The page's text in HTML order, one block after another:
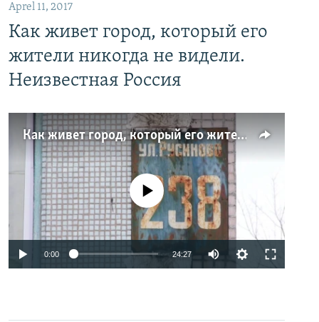
Aprel 11, 2017
Как живет город, который его
жители никогда не видели.
Неизвестная Россия
Как живет город, который его жители никогда не видели. Неизвестная Россия
No media source currently available
0:00 24:27